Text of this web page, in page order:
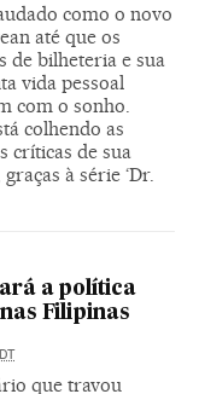
como o novo
até que os
de bilheteria e sua
vida pessoal
com o sonho.
colhendo as
críticas de sua
à série ‘Dr.
a política
Filipinas
que travou